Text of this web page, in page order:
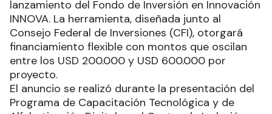
lanzamiento del Fondo de Inversión en Innovación
INNOVA. La herramienta, diseñada junto al
Consejo Federal de Inversiones (CFI), otorgará
financiamiento flexible con montos que oscilan
entre los USD 200.000 y USD 600.000 por
proyecto.
El anuncio se realizó durante la presentación del
Programa de Capacitación Tecnológica y de